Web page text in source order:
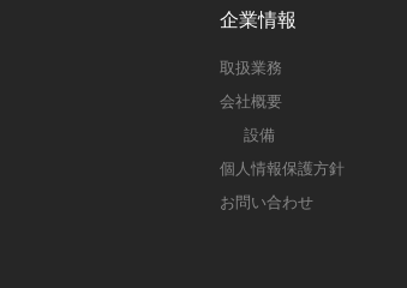
企業情報
取扱業務
会社概要
設備
個人情報保護方針
お問い合わせ